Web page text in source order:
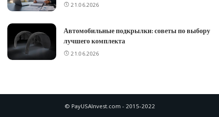
21.06.2026
Автомобильные подкрылки: советы по выбору
лучшего комплекта
21.06.2026
© PayUSAInvest.com - 2015-2022